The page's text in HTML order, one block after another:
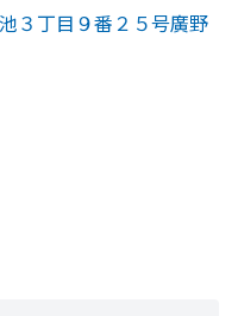
３丁目９番２５号廣野